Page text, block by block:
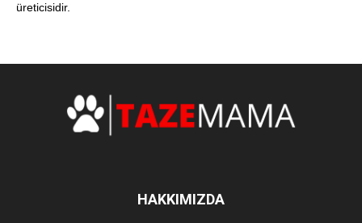
üreticisidir.
HAKKIMIZDA